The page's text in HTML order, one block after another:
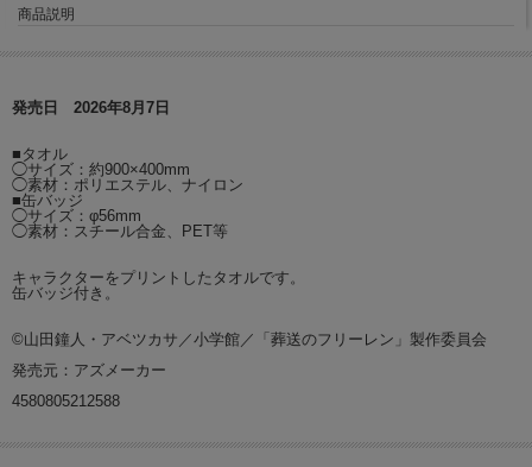
商品説明
発売日 2026年8月7日
■タオル
◯サイズ：約900×400mm
◯素材：ポリエステル、ナイロン
■缶バッジ
◯サイズ：φ56mm
◯素材：スチール合金、PET等
キャラクターをプリントしたタオルです。
缶バッジ付き。
©山田鐘人・アベツカサ／小学館／「葬送のフリーレン」製作委員会
発売元：アズメーカー
4580805212588